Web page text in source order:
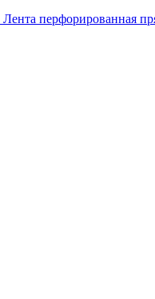
Лента перфорированная